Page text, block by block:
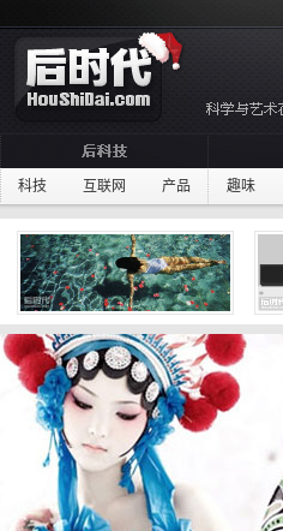
科技 互联网 产品 趣味